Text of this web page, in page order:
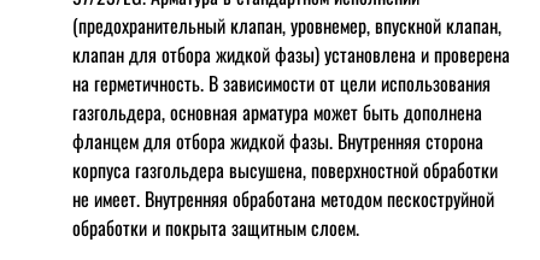
(предохранительный клапан, уровнемер, впускной клапан,
клапан для отбора жидкой фазы) установлена и проверена
на герметичность. В зависимости от цели использования
газгольдера, основная арматура может быть дополнена
фланцем для отбора жидкой фазы. Внутренняя сторона
корпуса газгольдера высушена, поверхностной обработки
не имеет. Внутренняя обработана методом пескоструйной
обработки и покрыта защитным слоем.